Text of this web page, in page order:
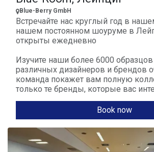
Blue-Berry GmbH
Встречайте нас круглый год в
нашем постоянном шоуруме в
открыты ежедневно
Изучите наши более 6000 образцов
различных дизайнеров и брендов
команда покажет вам полную
только те бренды, которые вас
Приходите на кофе или просто
В любом случае, мы с
с вами ...
Book now